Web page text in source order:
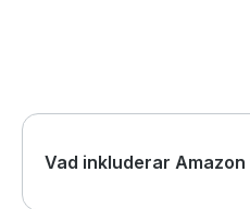
Vad inkluderar